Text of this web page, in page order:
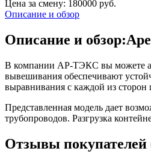
Цена за смену: 180000 руб.
Описание и обзор
Описание и
В компании АР-ТЭКС вы можете
вывешивания обеспечивают
выравнивания с каждой из сторон
Представленная модель дает
трубопроводов. Разгрузка
Отзывы покупателей